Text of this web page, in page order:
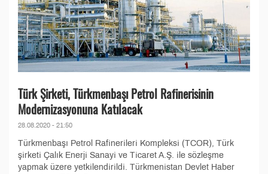
Türk Şirketi, Türkmenbaşı Petrol Rafinerisinin
Modernizasyonuna Katılacak
28.08.2020 - 21:50
Türkmenbaşı Petrol Rafinerileri Kompleksi (TCOR), Türk
şirketi Çalık Enerji Sanayi ve Ticaret A.Ş. ile sözleşme
yapmak üzere yetkilendirildi. Türkmenistan Devlet Haber